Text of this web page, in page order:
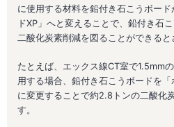
に使用する材料を鉛付き石こうボー
ドXP」へと変えることで、鉛付き石
二酸化炭素削減を図ることができると
たとえば、エックス線CT室で1.5mm
用する場合、鉛付き石こうボードを「
に変更することで約2.8トンの二酸化
す。